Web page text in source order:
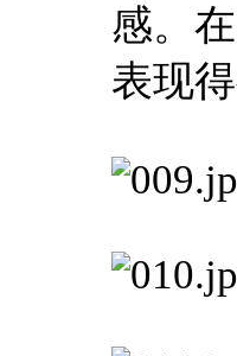
感。
表现